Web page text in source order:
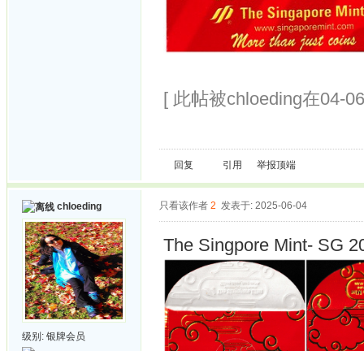
[ 此帖被chloeding在04-
回复 引用 举报顶端
chloeding
级别: 银牌会员
只看该作者 2 发表于: 2025-06-04
The Singpore Mint- SG